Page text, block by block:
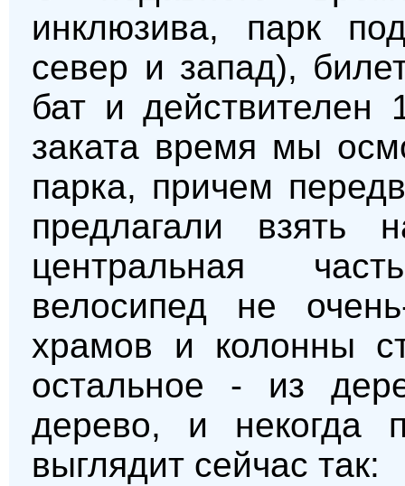
инклюзива, парк
север и запад),
бат и
заката время мы
парка, причем
предлагали взять
центральная
велосипед не
храмов и колонны
остальное - из
дерево, и некогда
выглядит сейчас так: